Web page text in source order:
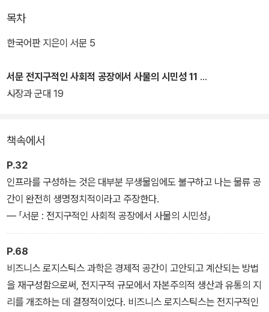
까? 결론부터 말하면 이 책은 어디에도 속하지 않는다. 두 분야를 모
두 다루고 있음에도 그렇다. 이 책은 유통 기술에 대한 책이 아니며 전
이 아니라 “완전히 정치적인” 기획이라고 주장하며 로지스틱스를 현
대 세계의 중심적인 문제로 다룬다.
스틱스를 통해 형성되는 전지구적인 사회적 공장의 폭력을 폭로하는
이야기다. 저자는 전쟁의 로지스틱스에서 출발하여 ‘혁명’을 겪은 비
즈니스 로지스틱스로 이동하며 전쟁술과 비즈니스술이 뒤섞인 오늘
날의 로지스틱스가 수행하는 사회적 전쟁 ― 이것은 단순히 비유인
것만은 아니다 ― 과 그 대안으로 나아간다.
목차
한국어판 지은이 서문 5
서문 전지구적인 사회적 공장에서 사물의 시민성 11
시장과 군대 19
책속에서
P.32
인프라를 구성하는 것은 대부분 무생물임에도 불구하고 나는 물류 공
간이 완전히 생명정치적이라고 주장한다.
― 「서문 : 전지구적인 사회적 공장에서 사물의 시민성」
P.68
비즈니스 로지스틱스 과학은 경제적 공간이 고안되고 계산되는 방법
을 재구성함으로써, 전지구적 규모에서 자본주의적 생산과 유통의 지
리를 개조하는 데 결정적이었다. 비즈니스 로지스틱스는 전지구적인